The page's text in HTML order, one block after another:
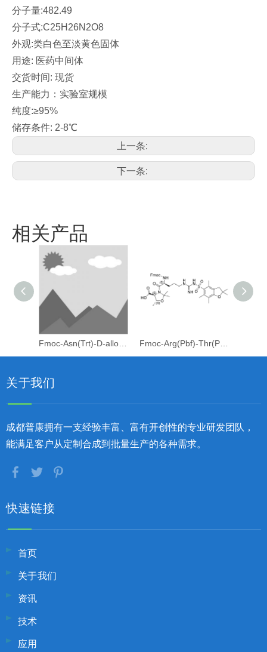
分子量:482.49
分子式:C25H26N2O8
外观:类白色至淡黄色固体
用途: 医药中间体
交货时间: 现货
生产能力：实验室规模
纯度:≥95%
储存条件: 2-8℃
上一条:
下一条:
相关产品
Fmoc-Asn(Trt)-D-allo-Thr[Psi(Me,Me)Pro] Fmoc-Arg(Pbf)-Thr(Psi(Me,Me)Pro)-OH
关于我们
成都普康拥有一支经验丰富、富有开创性的专业研发团队，
能满足客户从定制合成到批量生产的各种需求。
快速链接
首页
关于我们
资讯
技术
应用